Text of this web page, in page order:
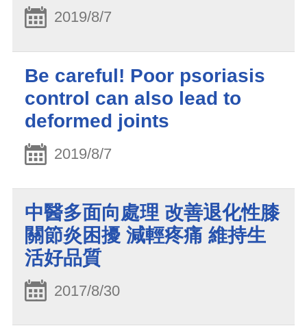
2019/8/7
Be careful! Poor psoriasis
control can also lead to
deformed joints
2019/8/7
中醫多面向處理 改善退化性膝
關節炎困擾 減輕疼痛 維持生
活好品質
2017/8/30